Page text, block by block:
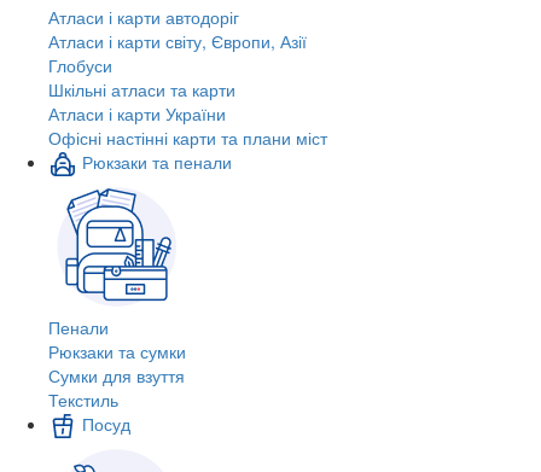
Атласи і карти автодоріг
Атласи і карти світу, Європи, Азії
Глобуси
Шкільні атласи та карти
Атласи і карти України
Офісні настінні карти та плани міст
Рюкзаки та пенали
Пенали
Рюкзаки та сумки
Сумки для взуття
Текстиль
Посуд